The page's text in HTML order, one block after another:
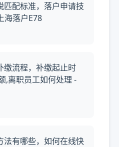
匹配标准，落户申请技
海落户E78
缴流程，补缴起止时
,离职员工如何处理 -
法有哪些，如何在线快